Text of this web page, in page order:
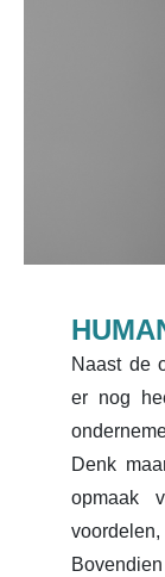
Naast de
er nog
Denk
opmaak